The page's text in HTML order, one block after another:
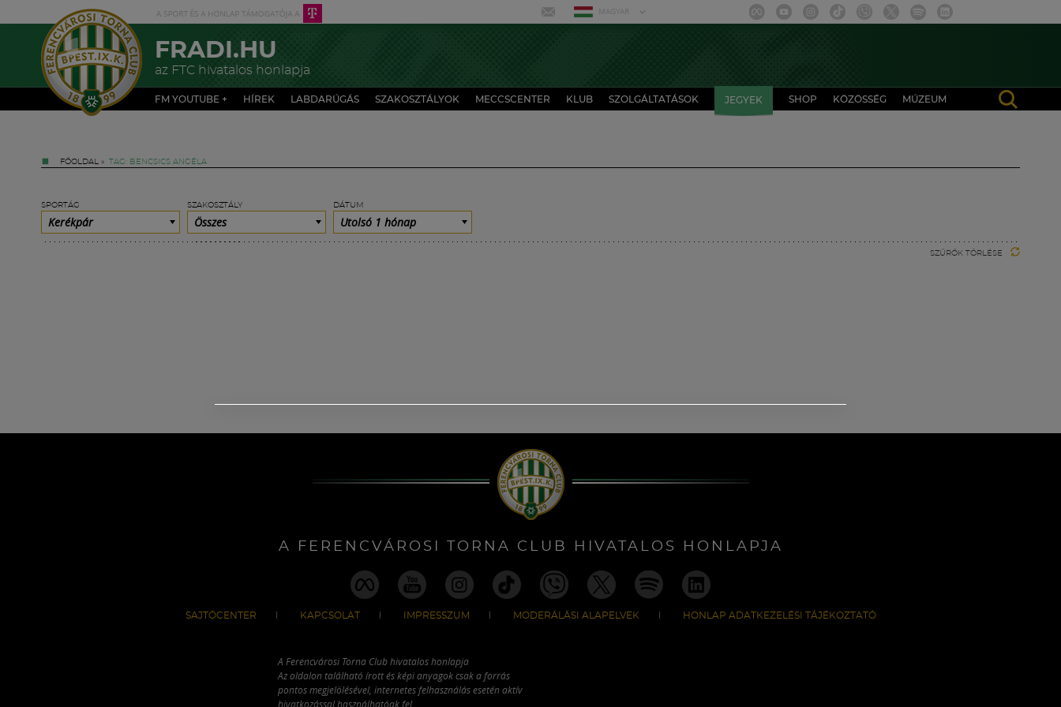
MAGYAR
FRADI.HU
az FTC hivatalos honlapja
FM YOUTUBE + HÍREK LABDARÚGÁS SZAKOSZTÁLYOK MECCSCENTER KLUB SZOLGÁLTATÁSOK JEGYEK SHOP KÖZÖSSÉG MÚZEUM
FŐOLDAL » TAG: BENCSICS ANGÉLA
SPORTÁG
Kerékpár
SZAKOSZTÁLY
Összes
DÁTUM
Utolsó 1 hónap
SZŰRŐK TÖRLÉSE
A FERENCVÁROSI TORNA CLUB HIVATALOS HONLAPJA
SAJTÓCENTER KAPCSOLAT IMPRESSZUM MODERÁLÁSI ALAPELVEK HONLAP ADATKEZELÉSI TÁJÉKOZTATÓ
A Ferencvárosi Torna Club hivatalos honlapja
Az oldalon található írott és képi anyagok csak a forrás
pontos megjelölésével, internetes felhasználás esetén aktív
hivatkozással használhatóak fel.